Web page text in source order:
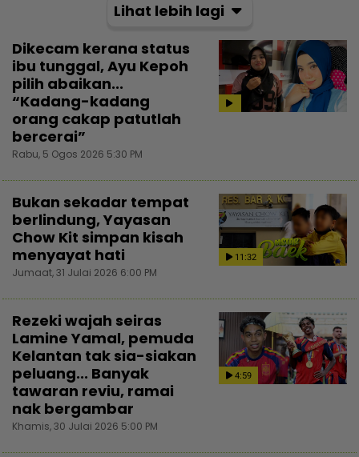
Lihat lebih lagi
Dikecam kerana status
ibu tunggal, Ayu Kepoh
pilih abaikan...
“Kadang-kadang
orang cakap patutlah
bercerai”
Rabu, 5 Ogos 2026 5:30 PM
11:32
Bukan sekadar tempat
berlindung, Yayasan
Chow Kit simpan kisah
menyayat hati
Jumaat, 31 Julai 2026 6:00 PM
4:59
Rezeki wajah seiras
Lamine Yamal, pemuda
Kelantan tak sia-siakan
peluang... Banyak
tawaran reviu, ramai
nak bergambar
Khamis, 30 Julai 2026 5:00 PM